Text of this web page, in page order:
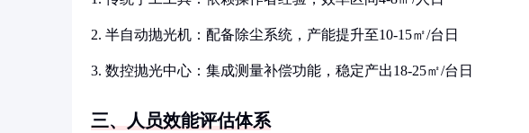
2. 半自动抛光机：配备除尘系统，产能提升至10-15㎡/台日
3. 数控抛光中心：集成测量补偿功能，稳定产出18-25㎡/台日
三、人员效能评估体系